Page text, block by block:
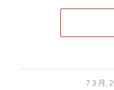
7 3 月,
/